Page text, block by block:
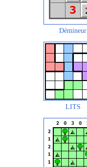
Démineur
LITS